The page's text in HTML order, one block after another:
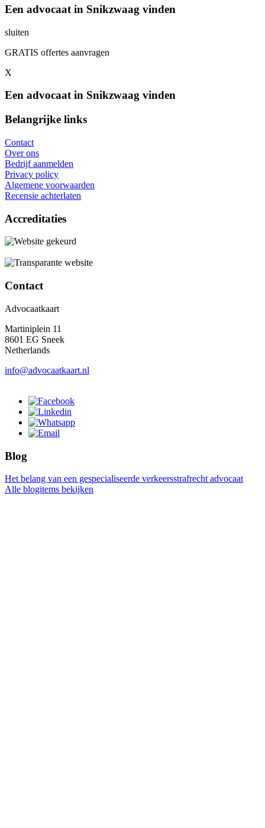
Een advocaat in Snikzwaag vinden
sluiten
GRATIS offertes aanvragen
X
Een advocaat in Snikzwaag vinden
Belangrijke links
Contact
Over ons
Bedrijf aanmelden
Privacy policy
Algemene voorwaarden
Recensie achterlaten
Accreditaties
Contact
Advocaatkaart
Martiniplein 11
8601 EG Sneek
Netherlands
info@advocaatkaart.nl
Blog
Het belang van een gespecialiseerde verkeersstrafrecht advocaat
Alle blogitems bekijken